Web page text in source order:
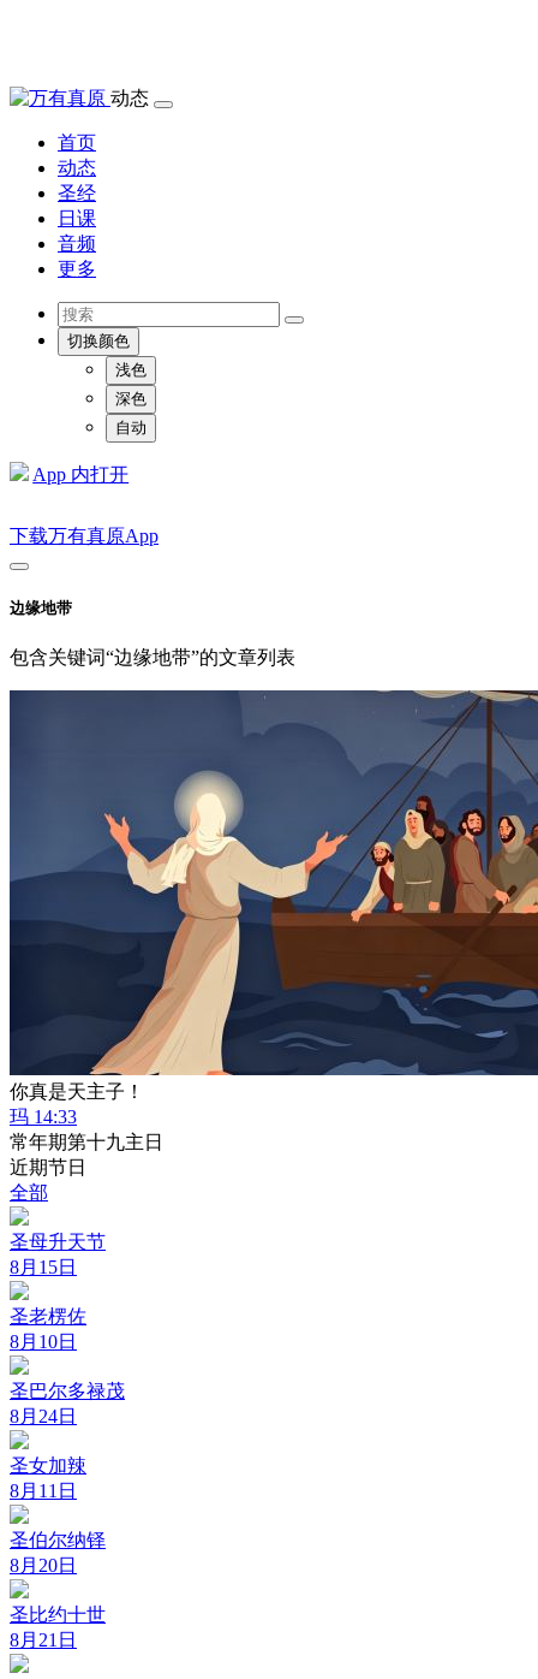
动态
首页
动态
圣经
日课
音频
更多
切换颜色
浅色
深色
自动
App 内打开
下载万有真原App
边缘地带
包含关键词“边缘地带”的文章列表
你真是天主子！
玛 14:33
常年期第十九主日
近期节日
全部
圣母升天节
8月15日
圣老楞佐
8月10日
圣巴尔多禄茂
8月24日
圣女加辣
8月11日
圣伯尔纳铎
8月20日
圣比约十世
8月21日